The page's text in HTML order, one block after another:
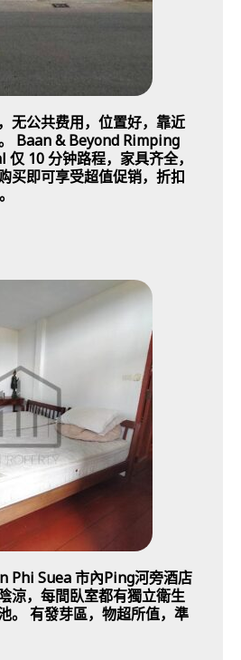
无公共费用，位置好，靠近
Baan & Beyond Rimping
10 分钟路程，家具齐全，
买即可享受超值促销，折扣
Phi Suea 市內Ping河旁酒店
涼，每間臥室都有獨立衛生
。 有發芽區，物超所值，準